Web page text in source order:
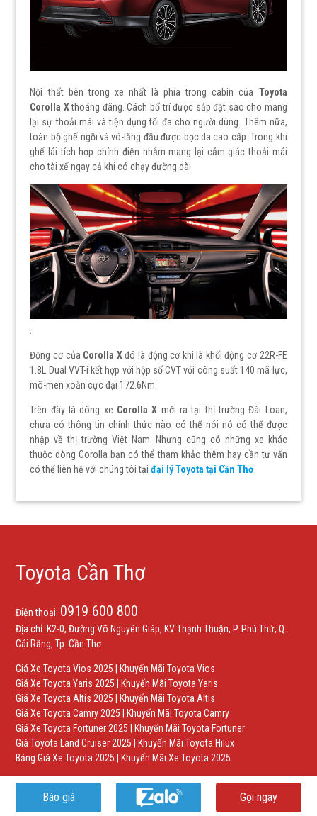
Nội thất bên trong xe nhất là phía trong cabin của Toyota
Corolla Xthoáng đãng. Cách bố trí được sắp đặt sao cho mang
lại sự thoải mái và tiện dụng tối đa cho người dùng. Thêm nữa,
toàn bộ ghế ngồi và vô-lăng đầu được bọc da cao cấp. Trong khi
ghế lái tích hợp chỉnh điện nhằm mang lại cảm giác thoải mái
cho tài xế ngay cả khi có chạy đường dài
.
Động cơ của Corolla Xđó là động cơ khi là khối động cơ 22R-FE
1.8L Dual VVT-i kết hợp với hộp số CVT với công suất 140 mã lực,
mô-men xoắn cực đại 172.6Nm.
Trên đây là dòng xe Corolla X mới ra tại thị trường Đài Loan,
chưa có thông tin chính thức nào có thể nói nó có thể được
nhập về thị trường Việt Nam. Nhưng cũng có những xe khác
thuộc dòng Corolla bạn có thể tham khảo thêm hay cần tư vấn
có thể liên hệ với chúng tôi tạiđại lý Toyota tại Cần Thơ
Toyota Cần Thơ
Điện thoại: 0919 600 800
Địa chỉ: K2-0, Đường Võ Nguyên Giáp, KV Thạnh Thuận, P. Phú Thứ, Q.
Cái Răng, Tp. Cần Thơ
Giá Xe Toyota Vios 2025
Khuyến Mãi Toyota Vios
Giá Xe Toyota Yaris 2025
Khuyến Mãi Toyota Yaris
Giá Xe Toyota Altis 2025
Khuyến Mãi Toyota Altis
Giá Xe Toyota Camry 2025
Khuyến Mãi Toyota Camry
Giá Xe Toyota Fortuner 2025
Khuyến Mãi Toyota Fortuner
Giá Toyota Land Cruiser 2025
Khuyến Mãi Toyota Hilux
Bảng Giá Xe Toyota 2025
Khuyến Mãi Xe Toyota 2025
Báo giá Gọi ngay